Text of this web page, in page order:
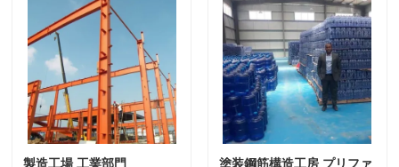
製造工場 工業部門
塗装鋼筋構造工房 プリファ